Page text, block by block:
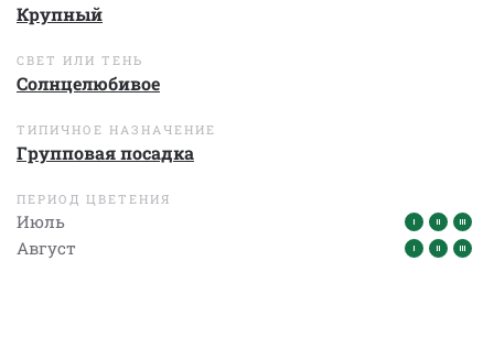
Крупный
СВЕТ ИЛИ ТЕНЬ
Солнцелюбивое
ТИПИЧНОЕ НАЗНАЧЕНИЕ
Групповая посадка
ПЕРИОД ЦВЕТЕНИЯ
Июль
Август